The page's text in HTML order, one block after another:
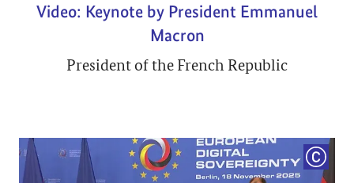
Video: Keynote by President Emmanuel
Macron
President of the French Republic